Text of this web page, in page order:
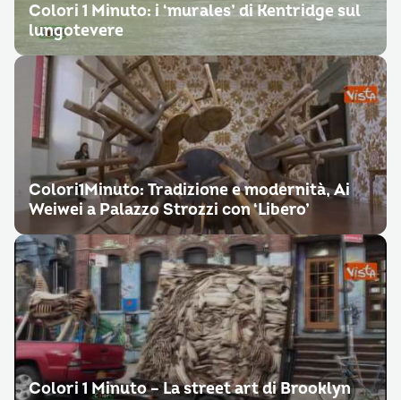
Colori 1 Minuto: i ‘murales’ di Kentridge sul
lungotevere
Colori1Minuto: Tradizione e modernità, Ai
Weiwei a Palazzo Strozzi con ‘Libero’
Colori 1 Minuto – La street art di Brooklyn